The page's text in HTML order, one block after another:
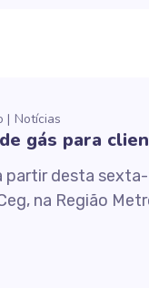
Notícias
gás para
desta
na Região